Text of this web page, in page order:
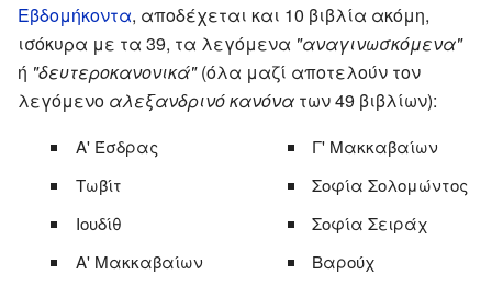
Εβδομήκοντα, αποδέχεται και 10 βιβλία ακόμη,
ισόκυρα με τα 39, τα λεγόμενα "αναγινωσκόμενα"
ή "δευτεροκανονικά"(όλα μαζί αποτελούν τον
λεγόμενο αλεξανδρινό κανόνα των 49 βιβλίων):
Α' Έσδρας
Τωβίτ
Ιουδίθ
Α' Μακκαβαίων
Γ' Μακκαβαίων
Σοφία Σολομώντος
Σοφία Σειράχ
Βαρούχ